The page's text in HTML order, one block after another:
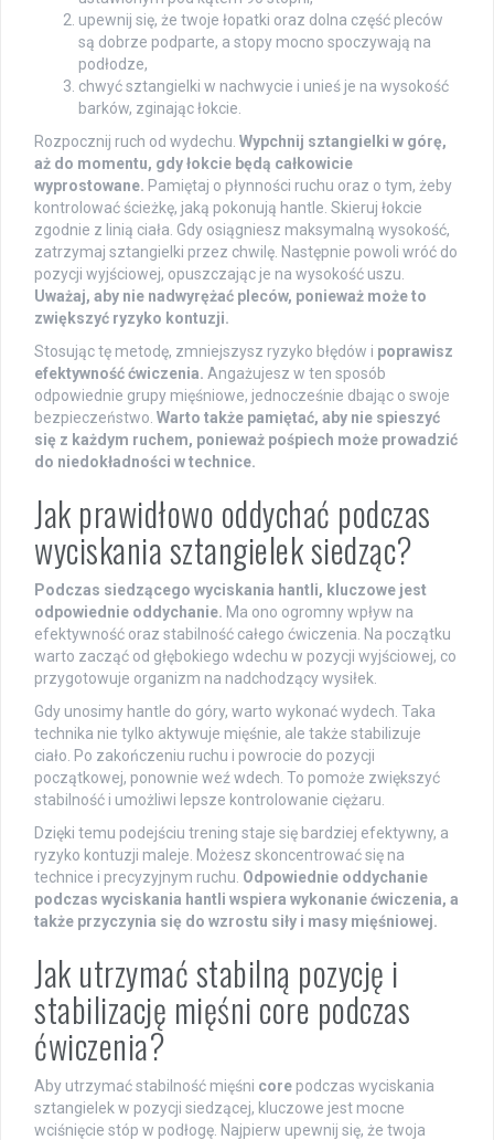
upewnij się, że twoje łopatki oraz dolna część pleców
są dobrze podparte, a stopy mocno spoczywają na
podłodze,
chwyć sztangielki w nachwycie i unieś je na wysokość
barków, zginając łokcie.
Rozpocznij ruch od wydechu. Wypchnij sztangielki w górę,
aż do momentu, gdy łokcie będą całkowicie
wyprostowane. Pamiętaj o płynności ruchu oraz o tym, żeby
kontrolować ścieżkę, jaką pokonują hantle. Skieruj łokcie
zgodnie z linią ciała. Gdy osiągniesz maksymalną wysokość,
zatrzymaj sztangielki przez chwilę. Następnie powoli wróć do
pozycji wyjściowej, opuszczając je na wysokość uszu.
Uważaj, aby nie nadwyrężać pleców, ponieważ może to
zwiększyć ryzyko kontuzji.
Stosując tę metodę, zmniejszysz ryzyko błędów i poprawisz
efektywność ćwiczenia. Angażujesz w ten sposób
odpowiednie grupy mięśniowe, jednocześnie dbając o swoje
bezpieczeństwo. Warto także pamiętać, aby nie spieszyć
się z każdym ruchem, ponieważ pośpiech może prowadzić
do niedokładności w technice.
Jak prawidłowo oddychać podczas
wyciskania sztangielek siedząc?
Podczas siedzącego wyciskania hantli, kluczowe jest
odpowiednie oddychanie. Ma ono ogromny wpływ na
efektywność oraz stabilność całego ćwiczenia. Na początku
warto zacząć od głębokiego wdechu w pozycji wyjściowej, co
przygotowuje organizm na nadchodzący wysiłek.
Gdy unosimy hantle do góry, warto wykonać wydech. Taka
technika nie tylko aktywuje mięśnie, ale także stabilizuje
ciało. Po zakończeniu ruchu i powrocie do pozycji
początkowej, ponownie weź wdech. To pomoże zwiększyć
stabilność i umożliwi lepsze kontrolowanie ciężaru.
Dzięki temu podejściu trening staje się bardziej efektywny, a
ryzyko kontuzji maleje. Możesz skoncentrować się na
technice i precyzyjnym ruchu. Odpowiednie oddychanie
podczas wyciskania hantli wspiera wykonanie ćwiczenia, a
także przyczynia się do wzrostu siły i masy mięśniowej.
Jak utrzymać stabilną pozycję i
stabilizację mięśni core podczas
ćwiczenia?
Aby utrzymać stabilność mięśni core podczas wyciskania
sztangielek w pozycji siedzącej, kluczowe jest mocne
wciśnięcie stóp w podłogę. Najpierw upewnij się, że twoja